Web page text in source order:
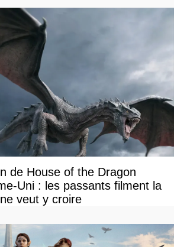
de House of the Dragon
Uni : les passants filment la
veut y croire